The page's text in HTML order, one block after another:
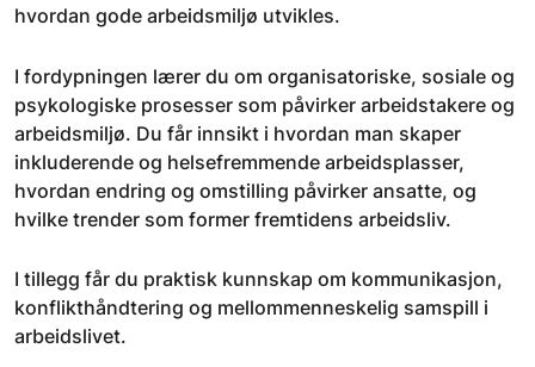
hvordan gode arbeidsmiljø utvikles.
I fordypningen lærer du om organisatoriske, sosiale og
psykologiske prosesser som påvirker arbeidstakere og
arbeidsmiljø. Du får innsikt i hvordan man skaper
inkluderende og helsefremmende arbeidsplasser,
hvordan endring og omstilling påvirker ansatte, og
hvilke trender som former fremtidens arbeidsliv.
I tillegg får du praktisk kunnskap om kommunikasjon,
konflikthåndtering og mellommenneskelig samspill i
arbeidslivet.